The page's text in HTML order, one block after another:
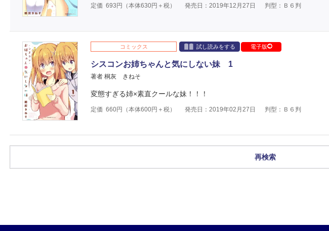
定価 693 円（本体630円＋税） 発売日：2019年12月27日 判型：Ｂ６判
コミックス 試し読みをする 電子版
シスコンお姉ちゃんと気にしない妹 1
著者 桐灰 きねそ
変態すぎる姉×素直クールな妹！！！
定価 660円（本体600円＋税） 発売日：2019年02月27日 判型：Ｂ６判
再検索